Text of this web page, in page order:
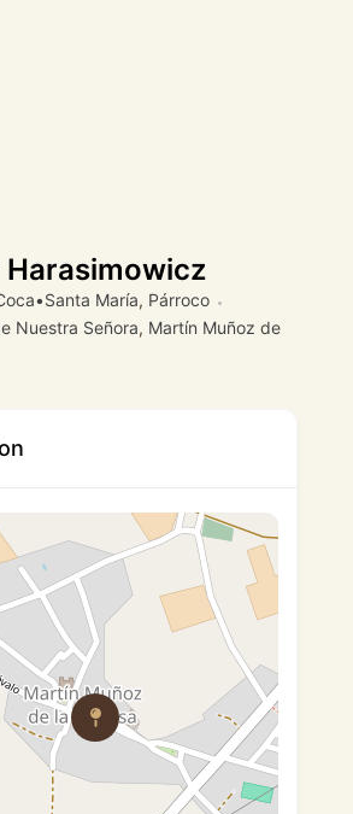
María, Párroco
Nuestra Señora, Martín Muñoz de